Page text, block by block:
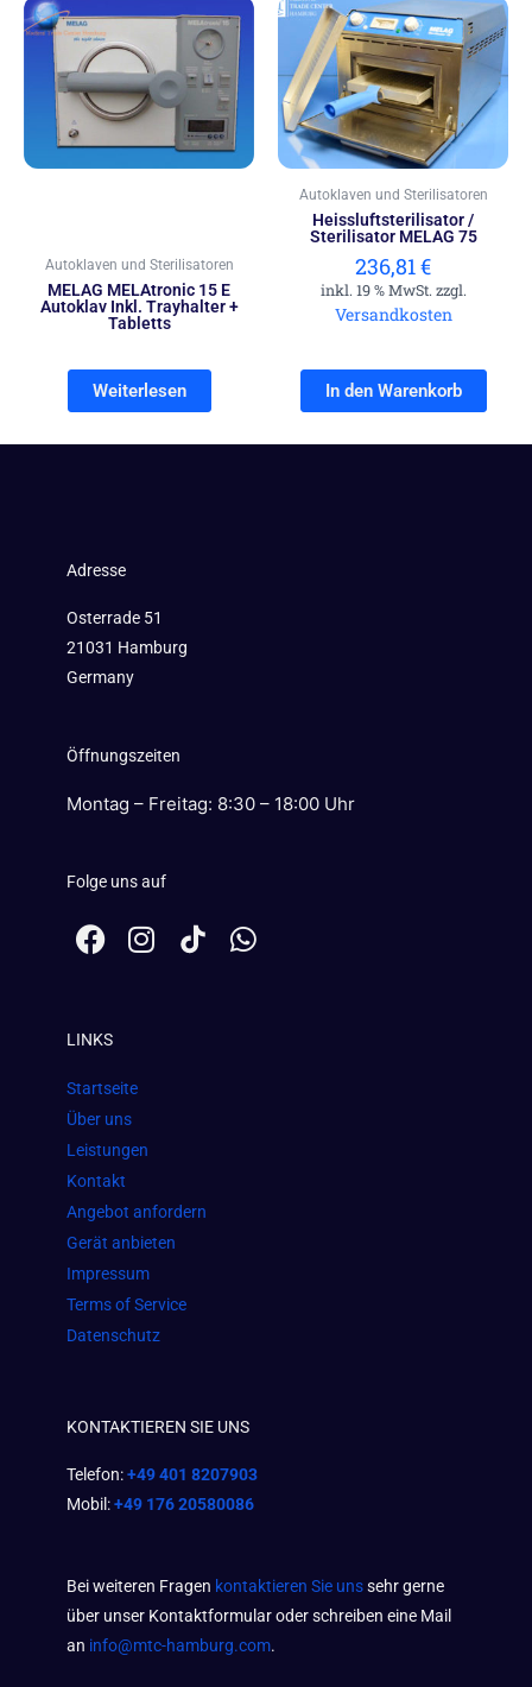
Autoklaven und Sterilisatoren
MELAG MELAtronic 15 E
Autoklav Inkl. Trayhalter +
Tabletts
Weiterlesen
Autoklaven und Sterilisatoren
Heissluftsterilisator /
Sterilisator MELAG 75
236,81€
inkl. 19 % MwSt. zzgl.
Versandkosten
In den Warenkorb
Adresse
Osterrade 51
21031 Hamburg
Germany
Öffnungszeiten
Montag – Freitag: 8:30 – 18:00 Uhr
Folge uns auf
F
a
b
o
o
k
I
n
m
W
h
LINKS
Startseite
Über uns
Leistungen
Kontakt
Angebot anfordern
Gerät anbieten
Impressum
Terms of Service
Datenschutz
KONTAKTIEREN SIE UNS
Telefon:+49 401 8207903
Mobil:+49 176 20580086
Bei weiteren Fragen kontaktieren Sie unssehr gerne
über unser Kontaktformular oder schreiben eine Mail
an info@mtc-hamburg.com.